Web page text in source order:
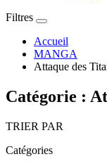
Filtres
Accueil
MANGA
Attaque des
Catégorie :
TRIER PAR
Catégories